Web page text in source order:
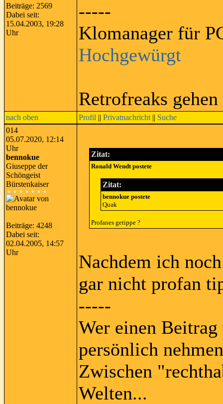
Beiträge: 2569
Dabei seit:
15.04.2003, 19:28
Uhr
-----
Klomanager für
Hochgewürgt
Retrofreaks
nach oben Profil || Privatnachricht || Suche
014
05.07.2020, 12:14
Uhr
bennokue
Giuseppe der
Schöngeist
Bürstenkaiser
Beiträge: 4248
Dabei seit:
02.04.2005, 14:57
Uhr
Zitat:
Ronald Wendt postete
Zitat:
bennokue postete
Quak
Profanes getippe ?
Nachdem ich
gar nicht profan
-----
Wer einen
persönlich
Zwischen
Welten...